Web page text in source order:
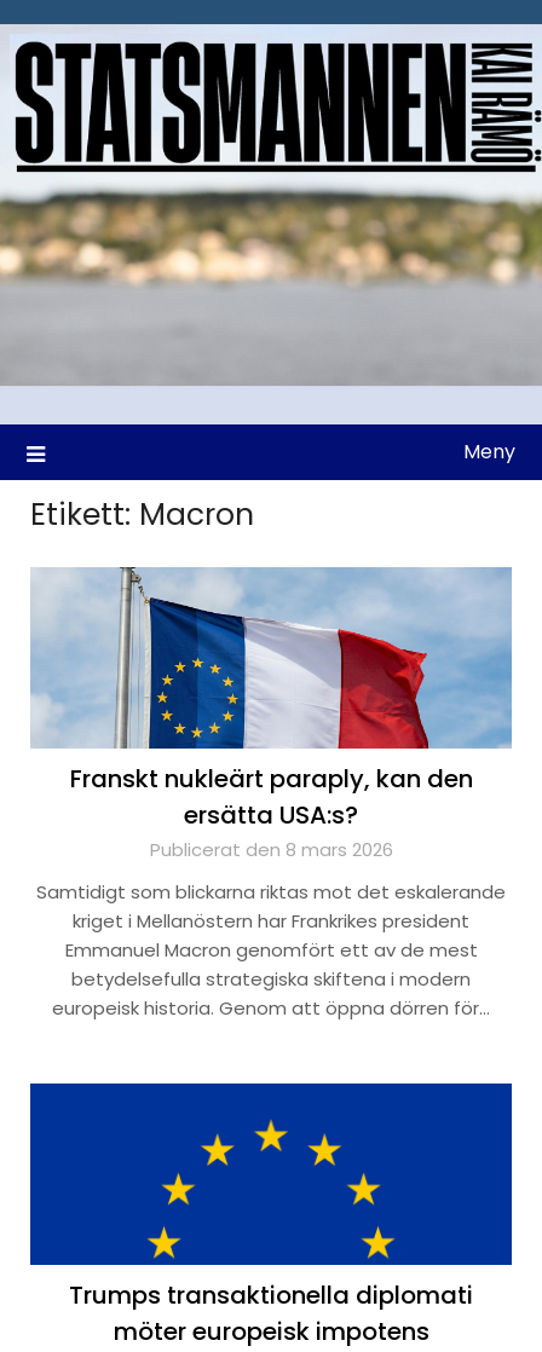
till
Meny
Etikett: Macron
Franskt nukleärt paraply, kan den
ersätta USA:s?
Publicerat den 8 mars 2026
Samtidigt som blickarna riktas mot det eskalerande
kriget i Mellanöstern har Frankrikes president
Emmanuel Macron genomfört ett av de mest
betydelsefulla strategiska skiftena i modern
europeisk historia. Genom att öppna dörren för…
Trumps transaktionella diplomati
möter europeisk impotens